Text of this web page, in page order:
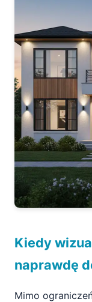
Kiedy
naprawdę
Mimo